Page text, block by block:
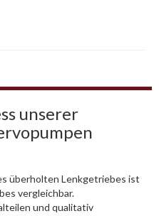
unserer
überholten Lenkgetriebes ist
vergleichbar.
und qualitativ